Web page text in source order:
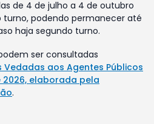
de 4 de julho a 4 de outubro
turno, podendo permanecer até
haja segundo turno.
ser consultadas
aos Agentes Públicos
2026, elaborada pela
.